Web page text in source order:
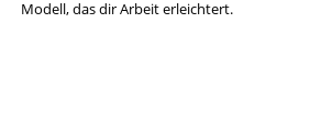
Modell, das dir Arbeit erleichtert.